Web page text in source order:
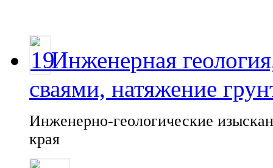
Инженерная
сваями, натяжение
Инженерно-геологические
края